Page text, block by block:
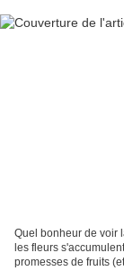
Quel bonheur de voir
les fleurs
promesses de fruits